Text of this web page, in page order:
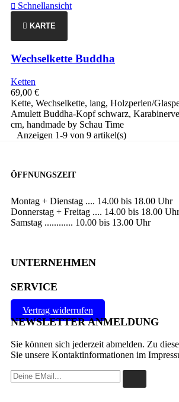
Schnellansicht
 KARTE
Wechselkette Buddha
Ketten
69,00 €
Kette, Wechselkette, lang, Holzperlen/
Amulett Buddha-Kopf schwarz,
cm, handmade by Schau Time
Anzeigen 1-9 von 9 artikel(s)
ÖFFNUNGSZEIT
Montag + Dienstag .... 14.00 bis 18.00 Uhr
Donnerstag + Freitag .... 14.00 bis 18.00 Uhr
Samstag ............ 10.00 bis 13.00 Uhr
UNTERNEHMEN
SERVICE
Vertrag widerrufen
NEWSLETTER ANMELDUNG
Sie können sich jederzeit abmelden. Zu
Sie unsere Kontaktinformationen im